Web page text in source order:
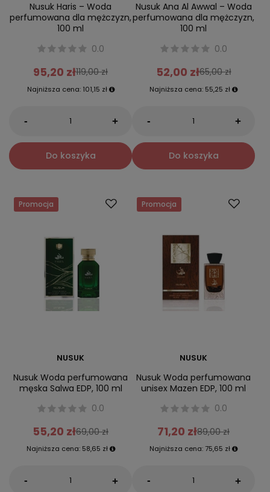
Nusuk Haris – Woda
perfumowana dla mężczyzn,
100 ml
0.0
95,20 zł119,00 zł
Najniższa cena: 101,15 zł
- +
Do koszyka
Nusuk Ana Al Awwal – Woda
perfumowana dla mężczyzn,
100 ml
0.0
52,00 zł65,00 zł
Najniższa cena: 55,25 zł
- +
Do koszyka
Promocja
NUSUK
Nusuk Woda perfumowana
męska Salwa EDP, 100 ml
0.0
55,20 zł69,00 zł
Najniższa cena: 58,65 zł
- +
Promocja
NUSUK
Nusuk Woda perfumowana
unisex Mazen EDP, 100 ml
0.0
71,20 zł89,00 zł
Najniższa cena: 75,65 zł
- +